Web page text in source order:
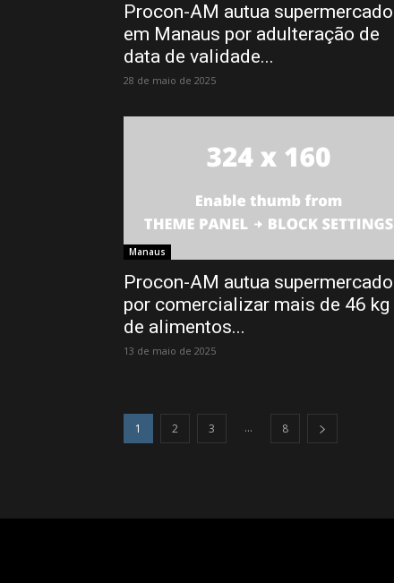
Procon-AM autua supermercado
em Manaus por adulteração de
data de validade...
28 de maio de 2025
Manaus
Procon-AM autua supermercado
por comercializar mais de 46 kg
de alimentos...
13 de maio de 2025
1 2 3 ... 8